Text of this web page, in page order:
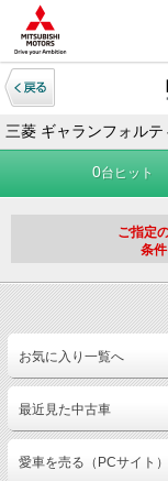
三菱 ギャランフォル
0台ヒット
ご指定
条
お気に入り一覧へ
最近見た中古車
愛車を売る（PCサイト）